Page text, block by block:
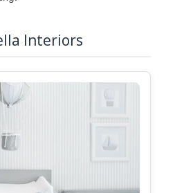
Interiors